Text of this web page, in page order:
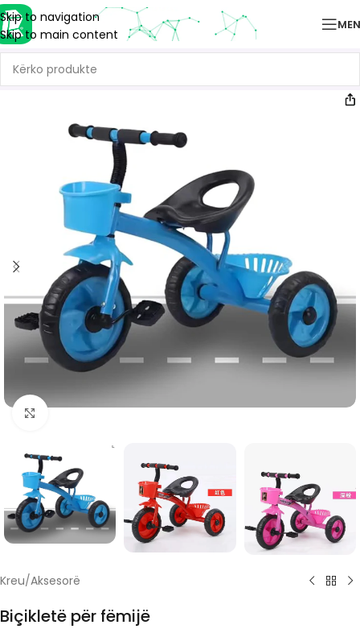
Skip to navigation
Skip to main content
Kreu/Aksesorë
Biçikletë për fëmijë